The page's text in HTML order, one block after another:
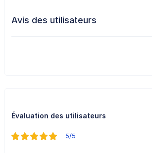
Avis des utilisateurs
Évaluation des utilisateurs
5/5